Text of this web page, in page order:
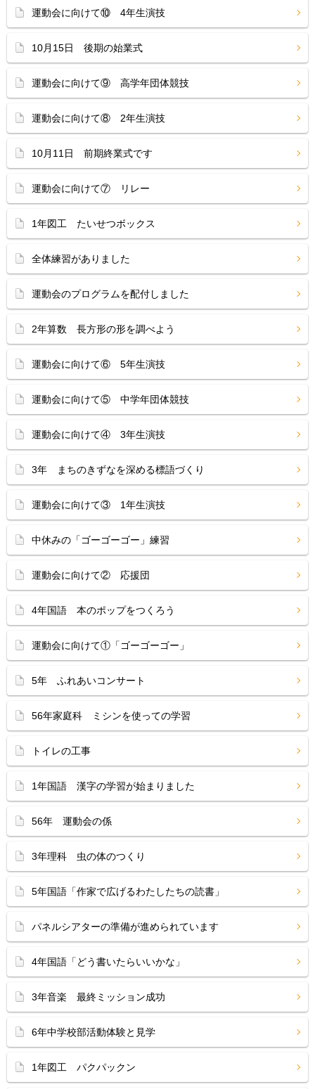
運動会に向けて⑩ 4年生演技
10月15日 後期の始業式
運動会に向けて⑨ 高学年団体競技
運動会に向けて⑧ 2年生演技
10月11日 前期終業式です
運動会に向けて⑦ リレー
1年図工 たいせつボックス
全体練習がありました
運動会のプログラムを配付しました
2年算数 長方形の形を調べよう
運動会に向けて⑥ 5年生演技
運動会に向けて⑤ 中学年団体競技
運動会に向けて④ 3年生演技
3年 まちのきずなを深める標語づくり
運動会に向けて③ 1年生演技
中休みの「ゴーゴーゴー」練習
運動会に向けて② 応援団
4年国語 本のポップをつくろう
運動会に向けて①「ゴーゴーゴー」
5年 ふれあいコンサート
56年家庭科 ミシンを使っての学習
トイレの工事
1年国語 漢字の学習が始まりました
56年 運動会の係
3年理科 虫の体のつくり
5年国語「作家で広げるわたしたちの読書」
パネルシアターの準備が進められています
4年国語「どう書いたらいいかな」
3年音楽 最終ミッション成功
6年中学校部活動体験と見学
1年図工 パクパックン